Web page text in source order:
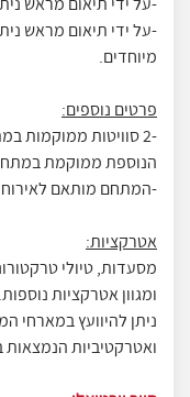
-על ידי תיאום מראש
מיוחדים.
פרטים נוספים:
-2 סוויטות ממוקמות
הנוספת ממוקמת
-המתחם מותאם לאירוח
אטרקציות:
מסעדות, טיולי
ומגוון אטרקציות נוספות.
ניתן להיוועץ במארחי
ואטרקטיביות הנמצאות